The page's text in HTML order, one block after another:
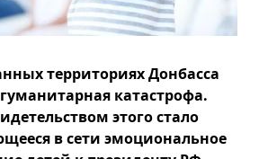
территориях Донбасса
катастрофа.
этого стало
в сети эмоциональное